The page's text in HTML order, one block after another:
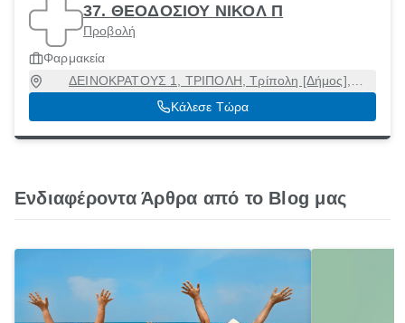
37. ΘΕΟΔΟΣΙΟΥ ΝΙΚΟΛ Π
Προβολή
Φαρμακεία
ΔΕΙΝΟΚΡΑΤΟΥΣ 1, ΤΡΙΠΟΛΗ, Τρίπολη [Δήμος],
Αρκαδία, 22100
Κάλεσε Τώρα
Ενδιαφέροντα Άρθρα από το Blog μας